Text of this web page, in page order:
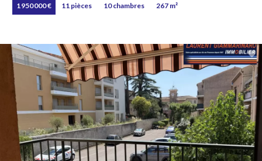
1 950 000 € 11 pièces 10 chambres 267 m²